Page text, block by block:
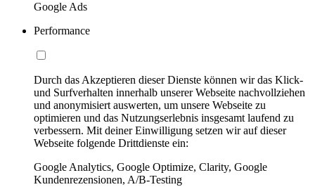
Google Ads
Performance
Durch das Akzeptieren dieser Dienste können wir das Klick-
und Surfverhalten innerhalb unserer Webseite nachvollziehen
und anonymisiert auswerten, um unsere Webseite zu
optimieren und das Nutzungserlebnis insgesamt laufend zu
verbessern. Mit deiner Einwilligung setzen wir auf dieser
Webseite folgende Drittdienste ein:
Google Analytics, Google Optimize, Clarity, Google
Kundenrezensionen, A/B-Testing